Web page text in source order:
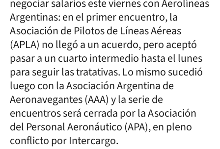
negociar salarios este viernes con Aerolíneas
Argentinas: en el primer encuentro, la
Asociación de Pilotos de Líneas Aéreas
(APLA) no llegó a un acuerdo, pero aceptó
pasar a un cuarto intermedio hasta el lunes
para seguir las tratativas. Lo mismo sucedió
luego con la Asociación Argentina de
Aeronavegantes (AAA) y la serie de
encuentros será cerrada por la Asociación
del Personal Aeronáutico (APA), en pleno
conflicto por Intercargo.